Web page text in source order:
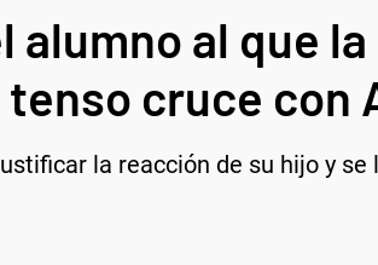
alumno al que
cruce con
la reacción de su hijo y